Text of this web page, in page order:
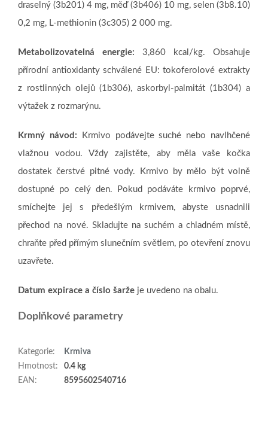
draselný (3b201) 4 mg, měď (3b406) 10 mg, selen (3b8.10)
0,2 mg, L-methionin (3c305) 2 000 mg.
Metabolizovatelná energie: 3,860 kcal/kg. Obsahuje
přírodní antioxidanty schválené EU: tokoferolové extrakty
z rostlinných olejů (1b306), askorbyl-palmitát (1b304) a
výtažek z rozmarýnu.
Krmný návod:
Krmivo podávejte suché nebo navlhčené
vlažnou vodou. Vždy zajistěte, aby měla vaše kočka
dostatek čerstvé pitné vody. Krmivo by mělo být volně
dostupné po celý den. Pokud podáváte krmivo poprvé,
smíchejte jej s předešlým krmivem, abyste usnadnili
přechod na nové. Skladujte na suchém a chladném místě,
chraňte před přímým slunečním světlem, po otevření znovu
uzavřete.
Datum expirace a číslo šarže je uvedeno na obalu.
Doplňkové parametry
Kategorie:
Krmiva
Hmotnost:
0.4 kg
EAN : 8595602540716